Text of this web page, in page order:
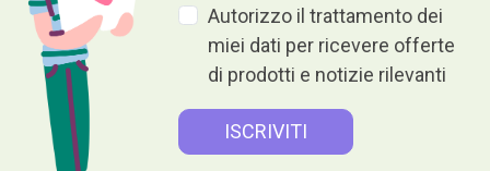
Autorizzo il trattamento dei
miei dati per ricevere offerte
di prodotti e notizie rilevanti